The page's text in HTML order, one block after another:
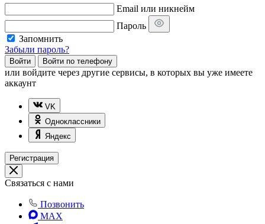
Email или никнейм
Пароль
Запомнить
Забыли пароль?
Войти Войти по телефону
или войдите через другие сервисы, в которых вы уже имеете
аккаунт
VK
Одноклассники
Яндекс
Регистрация
Связаться с нами
Позвонить
MAX